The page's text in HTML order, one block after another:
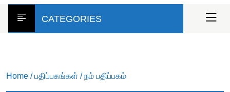
CATEGORIES
Home /பதிப்பகங்கள் / நம் பதிப்பகம்